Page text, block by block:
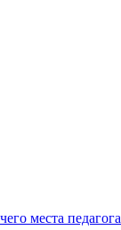
места педагога